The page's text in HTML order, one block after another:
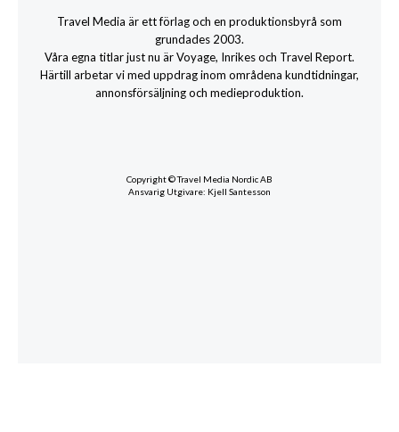
Travel Media är ett förlag och en produktionsbyrå som
grundades 2003.
Våra egna titlar just nu är Voyage, Inrikes och Travel Report.
Härtill arbetar vi med uppdrag inom områdena kundtidningar,
annonsförsäljning och medieproduktion.
Copyright © Travel Media Nordic AB
Ansvarig Utgivare: Kjell Santesson